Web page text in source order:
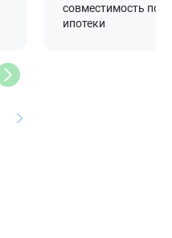
совместимость
ипотеки